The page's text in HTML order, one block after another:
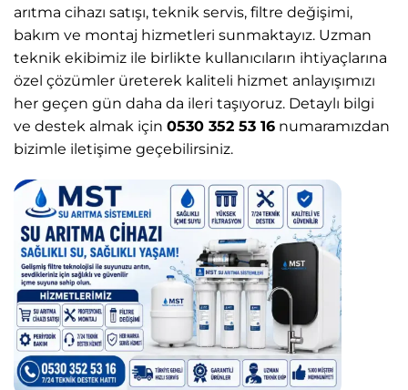
arıtma cihazı satışı, teknik servis, filtre değişimi,
bakım ve montaj hizmetleri sunmaktayız. Uzman
teknik ekibimiz ile birlikte kullanıcıların ihtiyaçlarına
özel çözümler üreterek kaliteli hizmet anlayışımızı
her geçen gün daha da ileri taşıyoruz. Detaylı bilgi
ve destek almak için 0530 352 53 16 numaramızdan
bizimle iletişime geçebilirsiniz.